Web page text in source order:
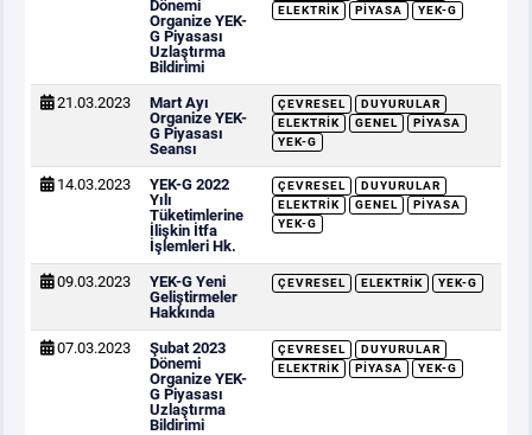
Dönemi
Organize YEK-
G Piyasası
Uzlaştırma
Bildirimi
ELEKTRIK
PIYASA YEK-G
21.03.2023
Mart Ayı
Organize YEK-
G Piyasası
Seansı
ÇEVRESEL
DUYURULAR
ELEKTRIK
GENEL
PIYASA
YEK-G
14.03.2023
YEK-G 2022
Yılı
Tüketimlerine
İlişkin İtfa
İşlemleri Hk.
ÇEVRESEL
DUYURULAR
ELEKTRIK
GENEL
PIYASA
YEK-G
09.03.2023
YEK-G Yeni
Geliştirmeler
Hakkında
ÇEVRESEL ELEKTRIK YEK-G
07.03.2023
Şubat 2023
Dönemi
Organize YEK-
G Piyasası
Uzlaştırma
Bildirimi
ÇEVRESEL
DUYURULAR
ELEKTRIK
PIYASA YEK-G